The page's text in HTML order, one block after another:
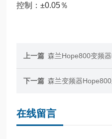
控制：±0.05％
上一篇 森兰Hope800变频
下一篇 森兰变频器
在线留言